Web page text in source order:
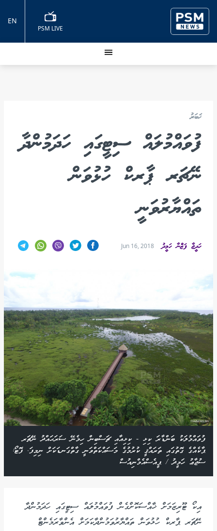
PSM LIVE
EN
ޚަބަރު
ފުވައްމުލައް ސިޓީގައި ހަދަމުންދާ
ނޭޗަރ ޕާރކް ހުޅުވަން
ތައްޔާރުވަނީ
ހަދީޖާ ފަޒްނާ ހަމީދު Jun 16, 2018
ފުވައްމުލަކު ބަންޑާރަ ކިޅި - ކިޅިއާއި ޗަސްބިން ހިމެނޭ ސަރަޙައްދު ނޭޗަރ
ޕާކެއްގެ ގޮތުގައި ތަރައްޤީ ކުރުމުގެ މަސައްކަތްވަނީ ގާތްގަނޑަކަށް ނިމިފަ. ފޮޓޯ:
ސުޖާޢު ހަމީދު / ޕީއެސްއެމްނިއުސް
އިކޯ ޓޫރިޒަމަށް ޚާއްސަކޮށްގެން ފުވައްމުލައް ސިޓީގައި ހަދަމުންދާ
ނޭޗަރ ޕާރކް ހުޅުވަން ތައްޔާރުވަމުންދާކަމަށް އެންވާރަމެންޓް